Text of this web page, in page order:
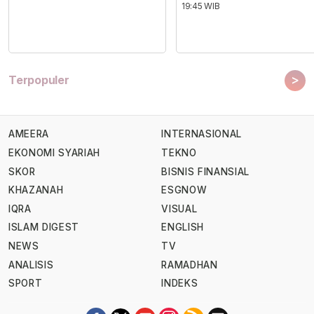
19:45 WIB
Terpopuler >
AMEERA
EKONOMI SYARIAH
SKOR
KHAZANAH
IQRA
ISLAM DIGEST
NEWS
ANALISIS
SPORT
INTERNASIONAL
TEKNO
BISNIS FINANSIAL
ESGNOW
VISUAL
ENGLISH
TV
RAMADHAN
INDEKS